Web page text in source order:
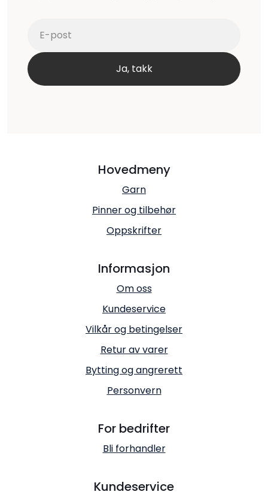
Hovedmeny
Garn
Pinner og tilbehør
Oppskrifter
Informasjon
Om oss
Kundeservice
Vilkår og betingelser
Retur av varer
Bytting og angrerett
Personvern
For bedrifter
Bli forhandler
Kundeservice